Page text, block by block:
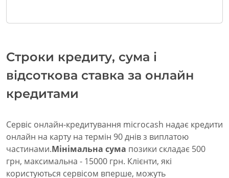
Строки кредиту, сума і
відсоткова ставка за онлайн
кредитами
Сервіс онлайн-кредитування microcash надає кредити
онлайн на карту на термін 90 днів з виплатою
частинами.Мінімальна сума позики складає 500
грн, максимальна - 15000 грн. Клієнти, які
користуються сервісом вперше, можуть